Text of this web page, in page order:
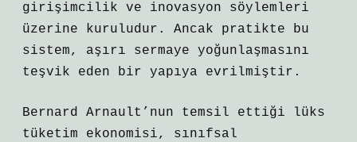
girişimcilik ve inovasyon söylemleri
üzerine kuruludur. Ancak pratikte bu
sistem, aşırı sermaye yoğunlaşmasını
teşvik eden bir yapıya evrilmiştir.
Bernard Arnault’nun temsil ettiği lüks
tüketim ekonomisi, sınıfsal